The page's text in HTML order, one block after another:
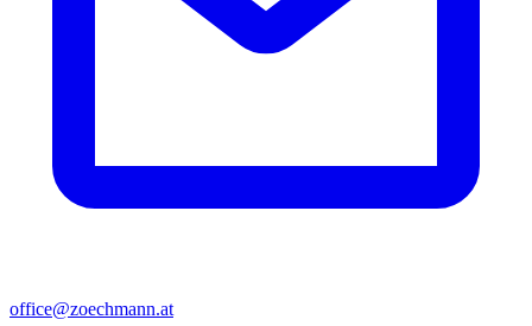
office@zoechmann.at